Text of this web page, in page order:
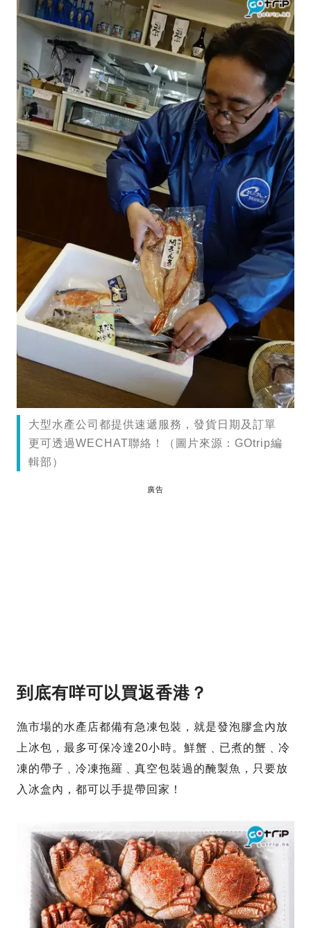
大型水產公司都提供速遞服務，發貨日期及訂單
更可透過WECHAT聯絡！（圖片來源：GOtrip編
輯部）
廣告
到底有咩可以買返香港？
漁市場的水產店都備有急凍包裝，就是發泡膠盒內放
上冰包，最多可保冷達20小時。鮮蟹﹑已煮的蟹﹑冷
凍的帶子﹑冷凍拖羅﹑真空包裝過的醃製魚，只要放
入冰盒內，都可以手提帶回家！